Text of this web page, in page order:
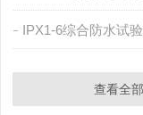
IPX1-6综合防水试
查看全部